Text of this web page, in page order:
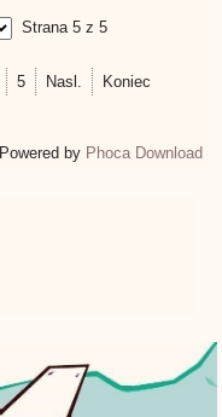
Strana 5 z 5
5 Nasl. Koniec
Powered by Phoca Download